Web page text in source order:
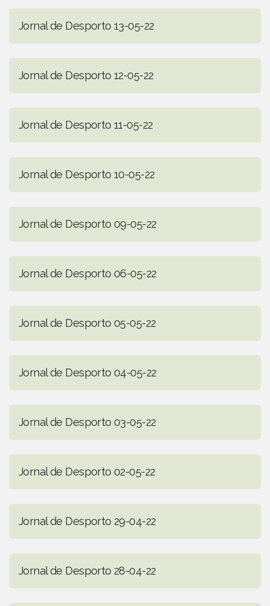
Jornal de Desporto 13-05-22
Jornal de Desporto 12-05-22
Jornal de Desporto 11-05-22
Jornal de Desporto 10-05-22
Jornal de Desporto 09-05-22
Jornal de Desporto 06-05-22
Jornal de Desporto 05-05-22
Jornal de Desporto 04-05-22
Jornal de Desporto 03-05-22
Jornal de Desporto 02-05-22
Jornal de Desporto 29-04-22
Jornal de Desporto 28-04-22